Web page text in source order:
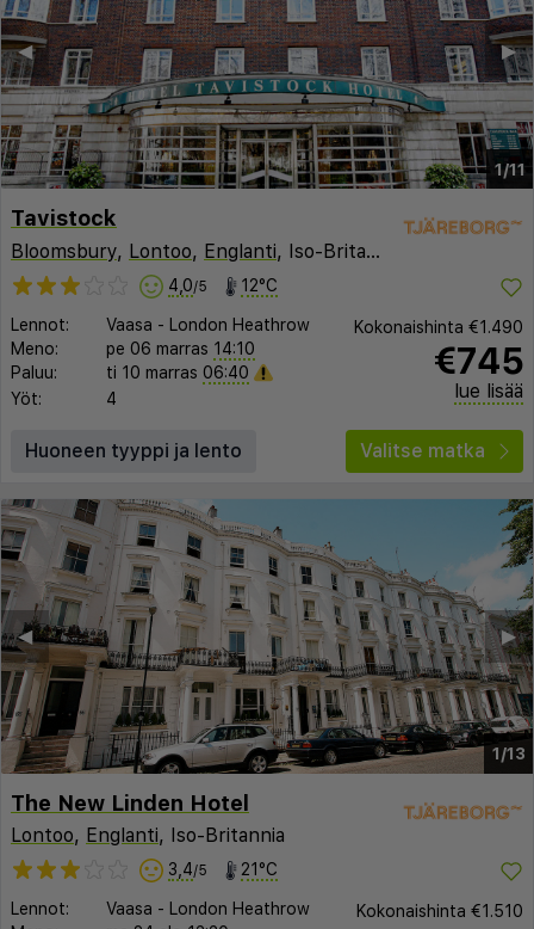
1/11
▶︎
◀︎
Tavistock
Bloomsbury, Lontoo, Englanti, Iso-Britannia
4,0/5 12°C
Lennot: Vaasa - London Heathrow
Meno:
pe 06 marras 14:10
Paluu:
ti 10 marras 06:40
Yöt:
4
Kokonaishinta €1.490
€745
lue lisää
Huoneen tyyppi ja lento Valitse matka
1/13
▶︎
◀︎
The New Linden Hotel
Lontoo, Englanti, Iso-Britannia
3,4/5 21°C
Lennot: Vaasa - London Heathrow
Kokonaishinta €1.510